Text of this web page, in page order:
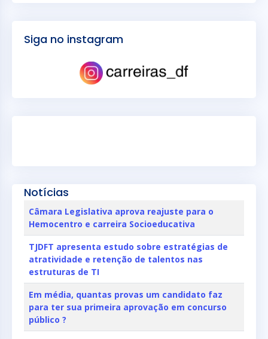
Siga no instagram
Notícias
Câmara Legislativa aprova reajuste para o
Hemocentro e carreira Socioeducativa
TJDFT apresenta estudo sobre estratégias de
atratividade e retenção de talentos nas
estruturas de TI
Em média, quantas provas um candidato faz
para ter sua primeira aprovação em concurso
público ?